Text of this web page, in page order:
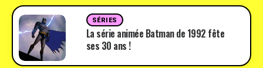
SÉRIES
La série animée Batman de 1992 fête
ses 30 ans !